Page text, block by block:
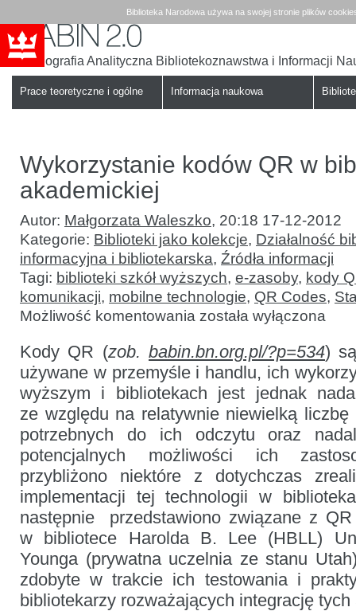
Biblioteka Narodowa używa na swojej stronie plików
Babin
Bibliografia Analityczna Bibliotekoznawstwa i Informacji
Prace teoretyczne i ogólne Informacja naukowa
Wykorzystanie kodów QR w
akademickiej
Autor: Małgorzata Waleszko, 20:18 17-12-2012
Kategorie: Biblioteki jako kolekcje, Działalność
informacyjna i bibliotekarska, Źródła informacji
Tagi: biblioteki szkół wyższych, e-zasoby, kody
komunikacji, mobilne technologie, QR Codes,
Możliwość komentowania Wykorzystanie
kodów
w bibliotece
akademickiej
została wyłączona
Kody QR (zob.babin.bn.org.pl/?p=534)
używane w przemyśle i handlu, ich
wyższym i bibliotekach jest jednak
ze względu na relatywnie niewielką liczbę
potrzebnych do ich odczytu oraz
potencjalnych możliwości ich
przybliżono niektóre z dotychczas
implementacji tej technologii w
następnie przedstawiono związane z
w bibliotece Harolda B. Lee (HBLL)
Younga (prywatna uczelnia ze stanu
zdobyte w trakcie ich testowania i
bibliotekarzy rozważających integrację tych